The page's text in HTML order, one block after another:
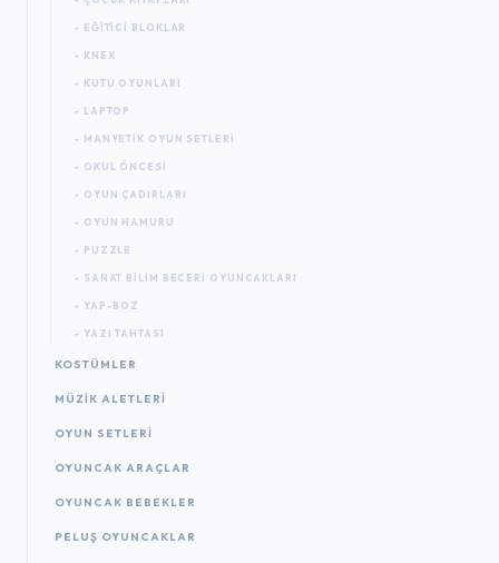
- EĞITICI BLOKLAR
- KNEX
- KUTU OYUNLARI
- LAPTOP
- MANYETIK OYUN SETLERI
- OKUL ÖNCESI
- OYUN ÇADIRLARI
- OYUN HAMURU
- PUZZLE
- SANAT BILIM BECERI OYUNCAKLARI
- YAP-BOZ
- YAZI TAHTASI
KOSTÜMLER
MÜZIK ALETLERI
OYUN SETLERI
OYUNCAK ARAÇLAR
OYUNCAK BEBEKLER
PELUŞ OYUNCAKLAR